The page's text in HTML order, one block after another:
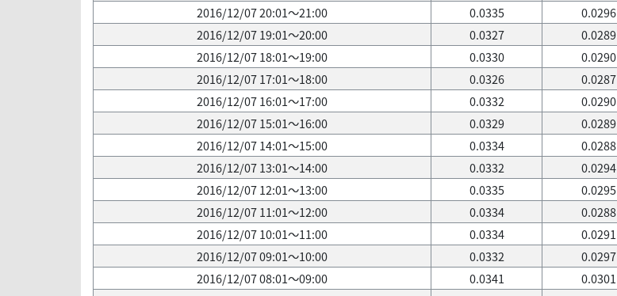
2016/12/07 20:01～21:00
0.0335 0.0296
2016/12/07 19:01～20:00
0.0327 0.0289
2016/12/07 18:01～19:00
0.0330 0.0290
2016/12/07 17:01～18:00
0.0326 0.0287
2016/12/07 16:01～17:00
0.0332 0.0290
2016/12/07 15:01～16:00
0.0329 0.0289
2016/12/07 14:01～15:00
0.0334 0.0288
2016/12/07 13:01～14:00
0.0332 0.0294
2016/12/07 12:01～13:00
0.0335 0.0295
2016/12/07 11:01～12:00
0.0334 0.0288
2016/12/07 10:01～11:00
0.0334 0.0291
2016/12/07 09:01～10:00
0.0332 0.0297
2016/12/07 08:01～09:00
0.0341 0.0301